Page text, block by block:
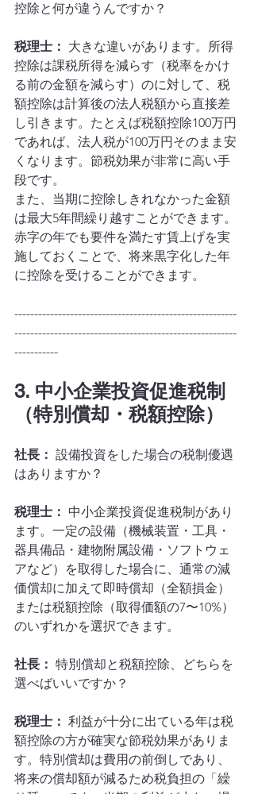
控除と何が違うんですか？
税理士： 大きな違いがあります。所得
控除は課税所得を減らす（税率をかけ
る前の金額を減らす）のに対して、税
額控除は計算後の法人税額から直接差
し引きます。たとえば税額控除100万円
であれば、法人税が100万円そのまま安
くなります。節税効果が非常に高い手
段です。
また、当期に控除しきれなかった金額
は最大5年間繰り越すことができます。
赤字の年でも要件を満たす賃上げを実
施しておくことで、将来黒字化した年
に控除を受けることができます。
--------------------------------------------------------
--------------------------------------------------------
-----------
3. 中小企業投資促進税制
（特別償却・税額控除）
社長： 設備投資をした場合の税制優遇
はありますか？
税理士： 中小企業投資促進税制があり
ます。一定の設備（機械装置・工具・
器具備品・建物附属設備・ソフトウェ
アなど）を取得した場合に、通常の減
価償却に加えて即時償却（全額損金）
または税額控除（取得価額の7〜10%）
のいずれかを選択できます。
社長： 特別償却と税額控除、どちらを
選べばいいですか？
税理士： 利益が十分に出ている年は税
額控除の方が確実な節税効果がありま
す。特別償却は費用の前倒しであり、
将来の償却額が減るため税負担の「繰